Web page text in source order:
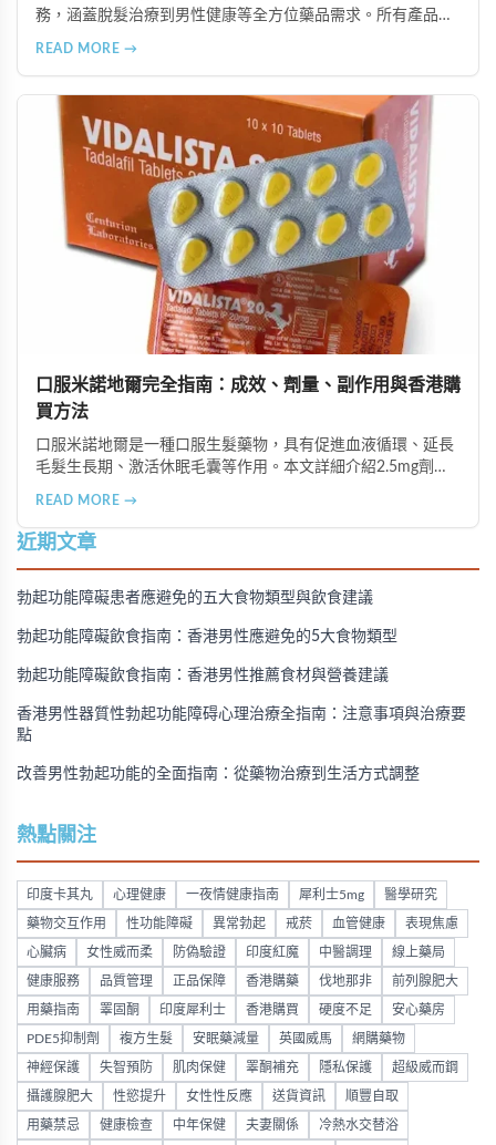
務，涵蓋脫髮治療到男性健康等全方位藥品需求。所有產品均
READ MORE →
口服米諾地爾完全指南：成效、劑量、副作用與香港購
買方法
口服米諾地爾是一種口服生髮藥物，具有促進血液循環、延長
毛髮生長期、激活休眠毛囊等作用。本文詳細介紹2.5mg劑量
購買方法，並提供真實用戶經驗分享。
READ MORE →
近期文章
勃起功能障礙患者應避免的五大食物類型與飲食建議
勃起功能障礙飲食指南：香港男性應避免的5大食物類型
勃起功能障礙飲食指南：香港男性推薦食材與營養建議
香港男性器質性勃起功能障碍心理治療全指南：注意事項與治療要
點
改善男性勃起功能的全面指南：從藥物治療到生活方式調整
熱點關注
印度卡其丸 心理健康 一夜情健康指南 犀利士5mg 醫學研究
藥物交互作用 性功能障礙 異常勃起 戒菸 血管健康 表現焦慮
心臟病 女性威而柔 防偽驗證 印度紅魔 中醫調理 線上藥局
健康服務 品質管理 正品保障 香港購藥 伐地那非 前列腺肥大
用藥指南 睪固酮 印度犀利士 香港購買 硬度不足 安心藥房
PDE5抑制劑 複方生髮 安眠藥減量 英國威馬 網購藥物
神經保護 失智預防 肌肉保健 睪酮補充 隱私保護 超級威而鋼
攝護腺肥大 性慾提升 女性性反應 送貨資訊 順豐自取
用藥禁忌 健康檢查 中年保健 夫妻關係 冷熱水交替浴